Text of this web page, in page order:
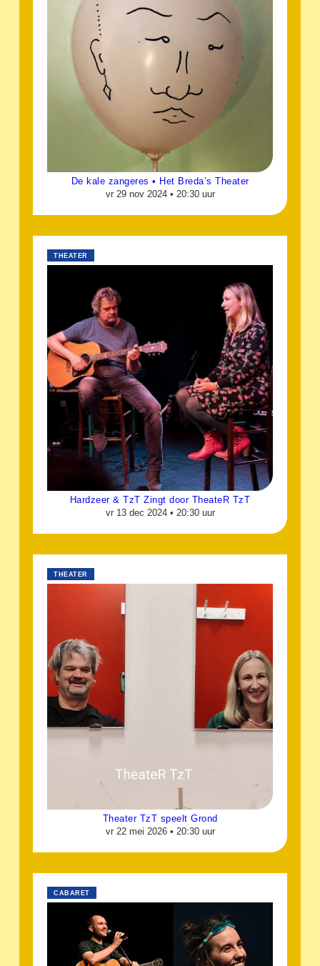
De kale zangeres • Het Breda’s Theater
vr 29 nov 2024 • 20:30 uur
THEATER
Hardzeer & TzT Zingt door TheateR TzT
vr 13 dec 2024 • 20:30 uur
THEATER
Theater TzT speelt Grond
vr 22 mei 2026 • 20:30 uur
CABARET